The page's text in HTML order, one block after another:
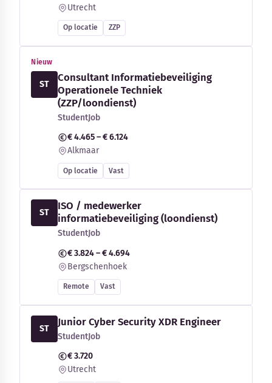
Utrecht
Op locatie ZZP
Nieuw
ST
Consultant Informatiebeveiliging
Operationele Techniek
(ZZP/loondienst)
StudentJob
€ 4.465 – € 6.124
Alkmaar
Op locatie Vast
ST
ISO / medewerker
informatiebeveiliging (loondienst)
StudentJob
€ 3.824 – € 4.694
Bergschenhoek
Remote Vast
ST
Junior Cyber Security XDR Engineer
StudentJob
€ 3.720
Utrecht